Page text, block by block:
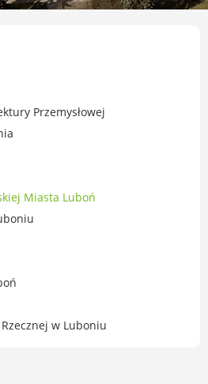
ZMIANY KLIMATU
Pozarządowych
w Luboniu
i ewaluacje
Obywatelski
i krajowe
Przemysłowej
Miasta Luboń
w Luboniu